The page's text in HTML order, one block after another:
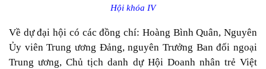
Hội khóa IV
Về dự đại hội có các đồng chí: Hoàng Bình Quân, Nguyên
Ủy viên Trung ương Đảng, nguyên Trưởng Ban đối ngoại
Trung ương, Chủ tịch danh dự Hội Doanh nhân trẻ Việt